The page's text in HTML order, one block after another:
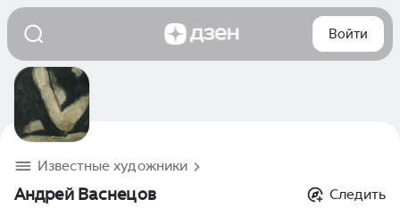
Войти
Известные художники
Андрей Васнецов
Следить